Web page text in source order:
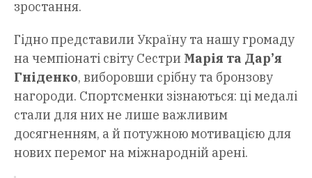
зростання.
Гідно представили Україну та нашу громаду
на чемпіонаті світу Сестри Марія та Дар’я
Гніденко, виборовши срібну та бронзову
нагороди. Спортсменки зізнаються: ці медалі
стали для них не лише важливим
досягненням, а й потужною мотивацією для
нових перемог на міжнародній арені.